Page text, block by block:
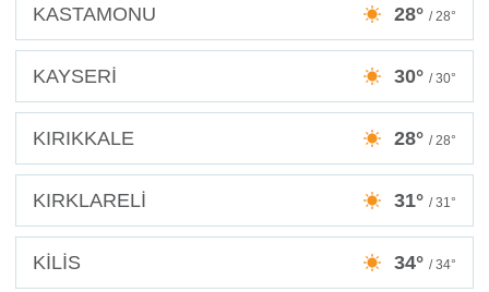
KASTAMONU 28° / 28°
KAYSERİ 30° / 30°
KIRIKKALE 28° / 28°
KIRKLARELİ 31° / 31°
KİLİS 34° / 34°